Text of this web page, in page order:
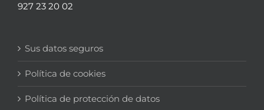
927 23 20 02
Sus datos seguros
Política de cookies
Política de protección de datos